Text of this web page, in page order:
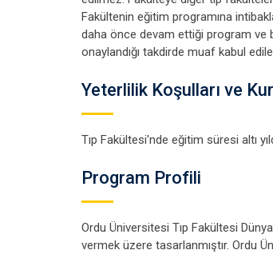
Fakültenin eğitim programına
daha önce devam ettiği program ve
onaylandığı takdirde muaf kabul
Yeterlilik Koşulları ve
Tıp Fakültesi'nde eğitim süresi altı
Program Profili
Ordu Üniversitesi Tıp Fakültesi
vermek üzere tasarlanmıştır. Ordu